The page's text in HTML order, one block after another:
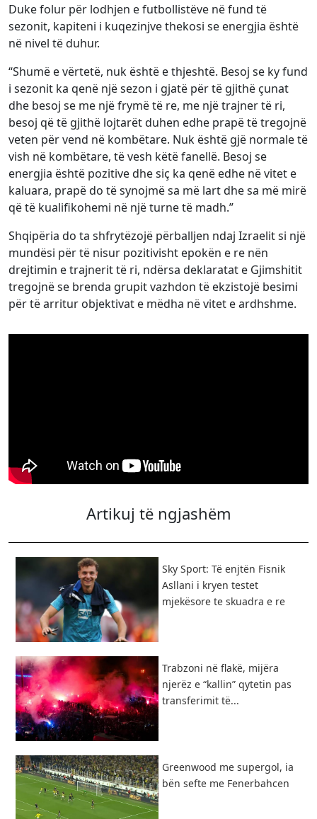
Duke folur për lodhjen e futbollistëve në fund të
sezonit, kapiteni i kuqezinjve thekosi se energjia është
në nivel të duhur.
“Shumë e vërtetë, nuk është e thjeshtë. Besoj se ky fund
i sezonit ka qenë një sezon i gjatë për të gjithë çunat
dhe besoj se me një frymë të re, me një trajner të ri,
besoj që të gjithë lojtarët duhen edhe prapë të tregojnë
veten për vend në kombëtare. Nuk është gjë normale të
vish në kombëtare, të vesh këtë fanellë. Besoj se
energjia është pozitive dhe siç ka qenë edhe në vitet e
kaluara, prapë do të synojmë sa më lart dhe sa më mirë
që të kualifikohemi në një turne të madh.”
Shqipëria do ta shfrytëzojë përballjen ndaj Izraelit si një
mundësi për të nisur pozitivisht epokën e re nën
drejtimin e trajnerit të ri, ndërsa deklaratat e Gjimshitit
tregojnë se brenda grupit vazhdon të ekzistojë besimi
për të arritur objektivat e mëdha në vitet e ardhshme.
Artikuj të ngjashëm
Sky Sport: Të enjtën Fisnik
Asllani i kryen testet
mjekësore te skuadra e re
Trabzoni në flakë, mijëra
njerëz e “kallin” qytetin pas
transferimit të...
Greenwood me supergol, ia
bën sefte me Fenerbahcen